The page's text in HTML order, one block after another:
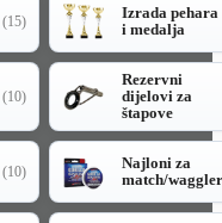
(15)
Izrada pehara
i medalja
(10)
Rezervni
dijelovi za
štapove
(10)
Najloni za
match/waggler